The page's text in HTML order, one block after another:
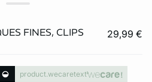
FINES, CLIPS
29,99 €
product.wecaretext